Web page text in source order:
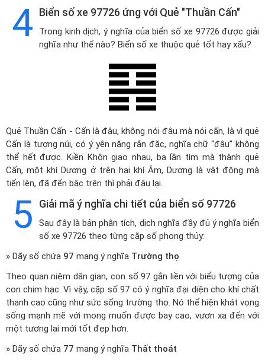
4 Biển số xe 97726 ứng với Quẻ "Thuần Cấn"
Trong kinh dịch, ý nghĩa của biển số xe 97726 được giải
nghĩa như thế nào? Biển số xe thuộc quẻ tốt hay xấu?
Quẻ Thuần Cấn - Cấn là đậu, không nói đậu mà nói cấn, là vì quẻ
Cấn là tượng núi, có ý yên nặng rắn đặc, nghĩa chữ “đậu” không
thể hết được. Kiền Khôn giao nhau, ba lần tìm mà thành quẻ
Cấn, một khí Dương ở trên hai khí Âm, Dương là vật động mà
tiến lên, đã đến bậc trên thì phải đậu lại.
5 Giải mã ý nghĩa chi tiết của biển số 97726
Sau đây là bản phân tích, dịch nghĩa đầy đủ ý nghĩa biển
số xe 97726 theo từng cặp số phong thủy:
» Dãy số chứa 97 mang ý nghĩa Trường thọ
Theo quan niệm dân gian, con số 97 gắn liền với biểu tượng của
con chim hạc. Vì vậy, cặp số 97 có ý nghĩa đại diện cho khí chất
thanh cao cũng như sức sống trường thọ. Nó thể hiện khát vọng
sống mạnh mẽ với mong muốn được bay cao, vươn xa đến với
một tương lai mới tốt đẹp hơn.
» Dãy số chứa 77 mang ý nghĩa Thất thoát